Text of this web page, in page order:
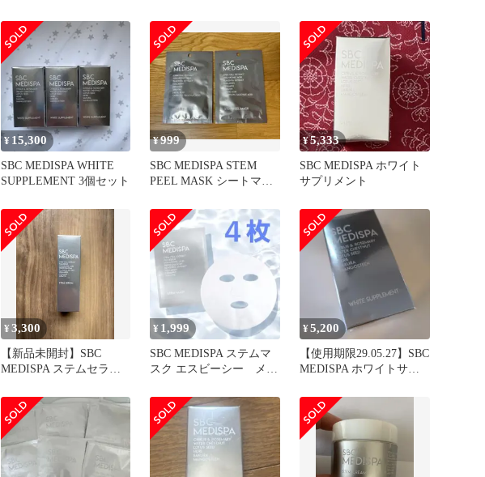
箱
¥ 15,300
SBC MEDISPA WHITE
SUPPLEMENT 3個セット
¥999
SBC MEDISPA STEM
PEEL MASK シートマス
¥5,333
SBC MEDISPA ホワイト
サプリメント
¥3,300
【新品未開封】SBC
MEDISPA ステムセラム
¥ 1,999
SBC MEDISPA ステムマ
スク エスビーシー メデ
¥5,200
【使用期限29.05.27】SBC
MEDISPA ホワイトサプ